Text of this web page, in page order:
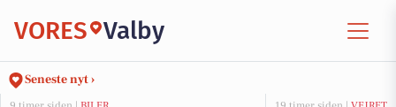
VORES Valby
Seneste nyt ›